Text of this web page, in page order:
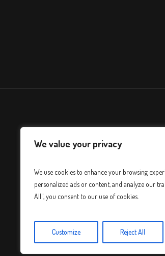
We value your privacy
We use cookies to enhance your browsing
personalized ads or content, and analyze our
All", you consent to our use of cookies.
Customize Reject All